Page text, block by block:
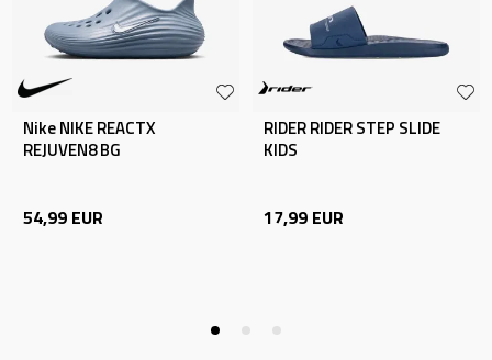
Nike NIKE REACTX
REJUVEN8 BG
54,99 EUR
RIDER RIDER STEP SLIDE
KIDS
17,99 EUR